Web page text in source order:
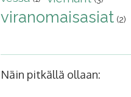
viranomaisasiat (2)
Näin pitkällä ollaan: